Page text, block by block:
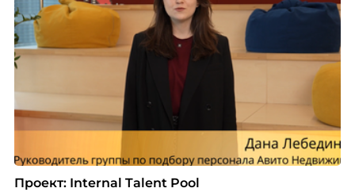
Проект: Internal Talent Pool